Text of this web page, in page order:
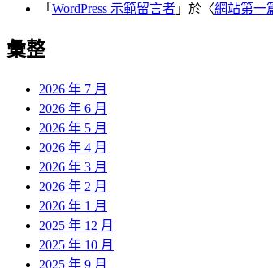
「 WordPress 示範留言者 」於〈網站第一
彙整
2026 年 7 月
2026 年 6 月
2026 年 5 月
2026 年 4 月
2026 年 3 月
2026 年 2 月
2026 年 1 月
2025 年 12 月
2025 年 10 月
2025 年 9 月